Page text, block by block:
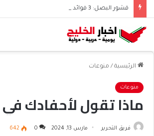
قشور البصل: 3 فوائد صحية تجعلك تعيد التفكير
الرئيسية / منوعات
منوعات
ماذا تقول لأحفادك
فريق التحرير مارس 13, 2024 0
642